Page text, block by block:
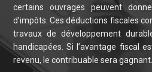
certains ouvrages peuvent
d’impôts. Ces déductions fiscales
travaux de développement
handicapées. Si l’avantage fiscal
revenu, le contribuable sera gagnant.